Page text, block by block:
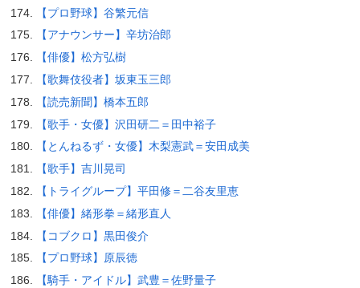
【プロ野球】谷繁元信
【アナウンサー】辛坊治郎
【俳優】松方弘樹
【歌舞伎役者】坂東玉三郎
【読売新聞】橋本五郎
【歌手・女優】沢田研二＝田中裕子
【とんねるず・女優】木梨憲武＝安田成美
【歌手】吉川晃司
【トライグループ】平田修＝二谷友里恵
【俳優】緒形拳＝緒形直人
【コブクロ】黒田俊介
【プロ野球】原辰徳
【騎手・アイドル】武豊＝佐野量子